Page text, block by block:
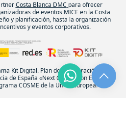
Costa Blanca DMC para ofrecer
de eventos MICE en la Costa
y planificación, hasta la organización
y eventos corporativos.
Kit Digital. Plan de recuperación
de España «Next Generation EU».
COSME de la Unión Europea.